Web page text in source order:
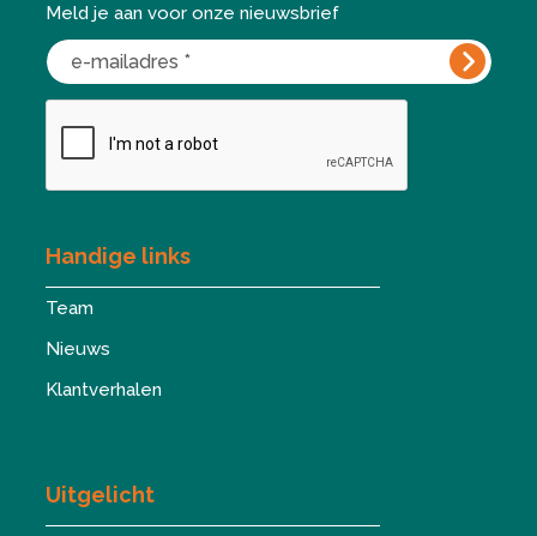
Meld je aan voor onze nieuwsbrief
Handige links
Team
Nieuws
Klantverhalen
Uitgelicht